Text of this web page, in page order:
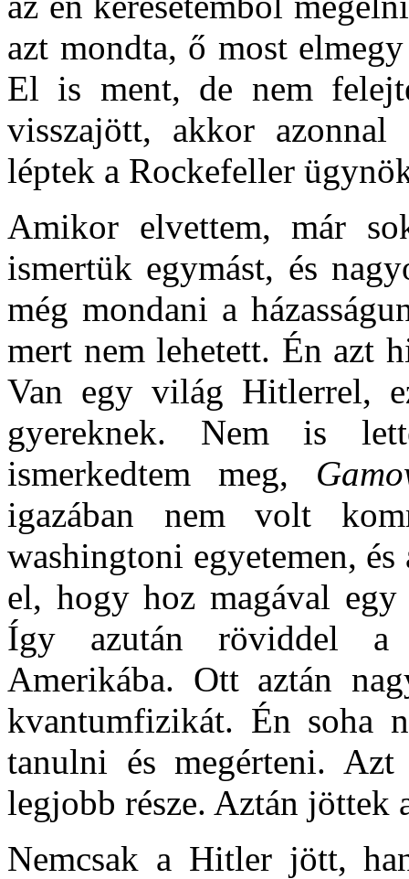
azt mondta, ő most
El is ment, de nem
visszajött, akkor
léptek a Rockefeller
Amikor elvettem, már
ismertük egymást, és
még mondani a
mert nem lehetett. Én azt
Van egy világ Hitlerrel,
gyereknek. Nem is
ismerkedtem meg,
igazában nem volt
washingtoni egyetemen,
el, hogy hoz magával
Így azután röviddel a
Amerikába. Ott aztán
kvantumfizikát. Én soha
tanulni és megérteni.
legjobb része. Aztán jöttek
Nemcsak a Hitler jött,